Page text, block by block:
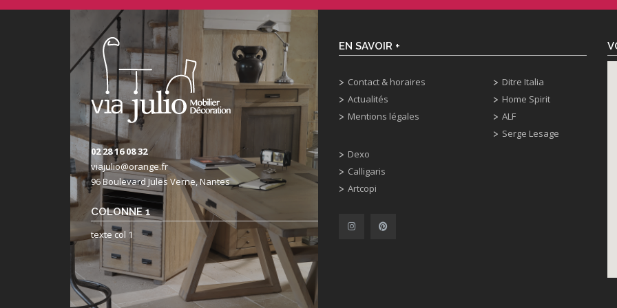
02 28 16 08 32
viajulio@orange.fr
96 Boulevard Jules Verne, Nantes
COLONNE 1
texte col 1
EN SAVOIR +
Contact & horaires
Actualités
Mentions légales
Dexo
Calligaris
Artcopi
Ditre Italia
Home Spirit
ALF
Serge Lesage